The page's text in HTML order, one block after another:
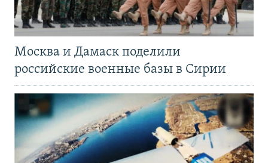
Москва и Дамаск поделили
российские военные базы в Сирии